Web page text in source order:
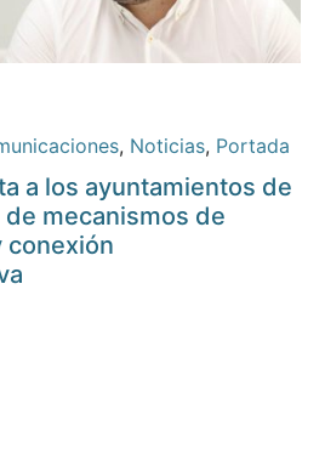
, Noticias, Portada
a los ayuntamientos de
mecanismos de
conexión